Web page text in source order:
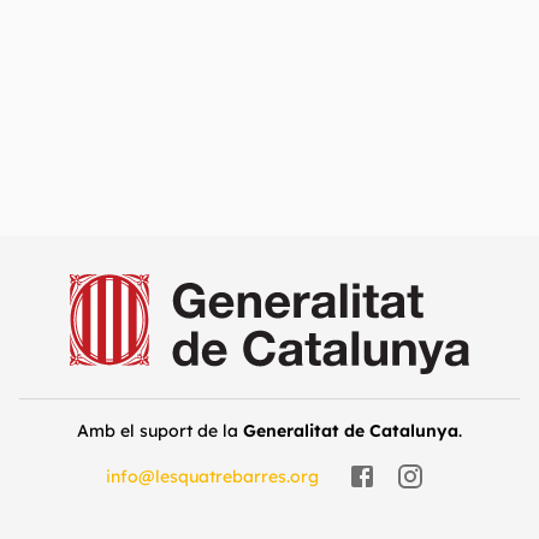
Amb el suport de la Generalitat de Catalunya.
info@lesquatrebarres.org